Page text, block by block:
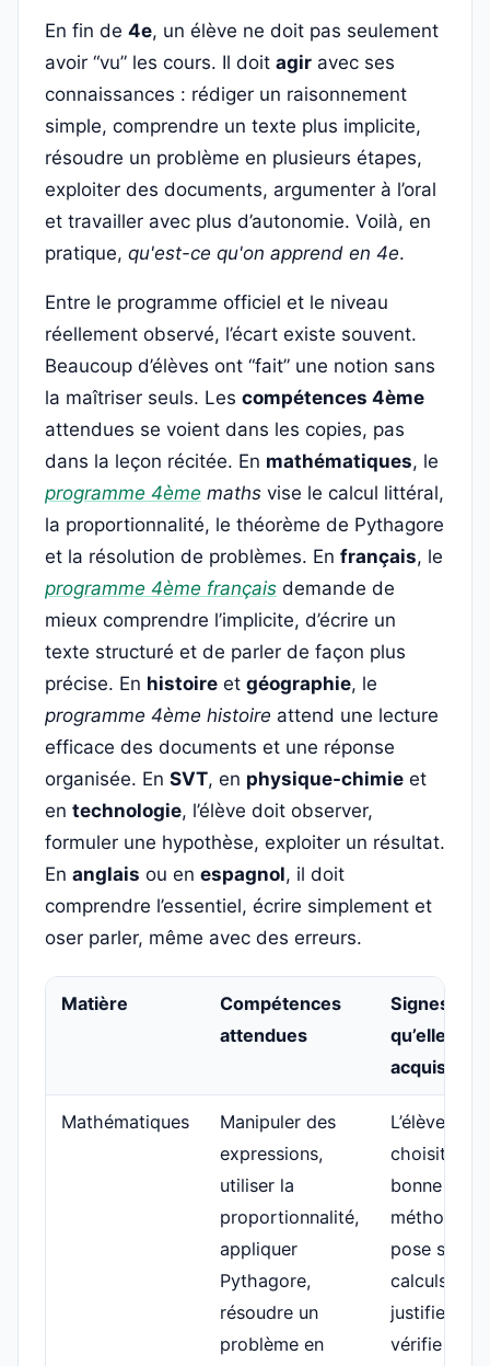
En fin de 4e, un élève ne doit pas seulement
avoir “vu” les cours. Il doit agir avec ses
connaissances : rédiger un raisonnement
simple, comprendre un texte plus implicite,
résoudre un problème en plusieurs étapes,
exploiter des documents, argumenter à l’oral
et travailler avec plus d’autonomie. Voilà, en
pratique, qu'est-ce qu'on apprend en 4e.
Entre le programme officiel et le niveau
réellement observé, l’écart existe souvent.
Beaucoup d’élèves ont “fait” une notion sans
la maîtriser seuls. Les compétences 4ème
attendues se voient dans les copies, pas
dans la leçon récitée. En mathématiques, le
programme 4ème maths vise le calcul littéral,
la proportionnalité, le théorème de Pythagore
et la résolution de problèmes. En français, le
programme 4ème français demande de
mieux comprendre l’implicite, d’écrire un
texte structuré et de parler de façon plus
précise. En histoire et géographie, le
programme 4ème histoire attend une lecture
efficace des documents et une réponse
organisée. En SVT, en physique-chimie et
en technologie, l’élève doit observer,
formuler une hypothèse, exploiter un résultat.
En anglais ou en espagnol, il doit
comprendre l’essentiel, écrire simplement et
oser parler, même avec des erreurs.
Matière
Compétences
attendues
Signes
qu’elles
acquises
Mathématiques
Manipuler des
expressions,
utiliser la
proportionnalité,
appliquer
Pythagore,
résoudre un
problème en
L’élève
choisit la
bonne
méthode,
pose ses
calculs,
justifie et
vérifie